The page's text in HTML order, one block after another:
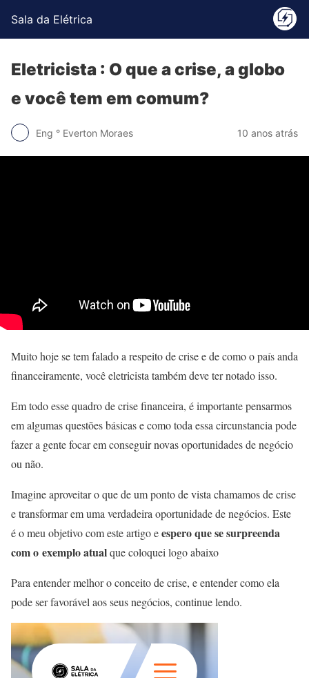
Sala da Elétrica
Eletricista : O que a crise, a globo
e você tem em comum?
Eng ° Everton Moraes 10 anos atrás
Muito hoje se tem falado a respeito de crise e de como o país anda
financeiramente, você eletricista também deve ter notado isso.
Em todo esse quadro de crise financeira, é importante pensarmos
em algumas questões básicas e como toda essa circunstancia pode
fazer a gente focar em conseguir novas oportunidades de negócio
ou não.
Imagine aproveitar o que de um ponto de vista chamamos de crise
e transformar em uma verdadeira oportunidade de negócios. Este
é o meu objetivo com este artigo eespero que se surpreenda
com o exemplo atualque coloquei logo abaixo
Para entender melhor o conceito de crise, e entender como ela
pode ser favorável aos seus negócios, continue lendo.